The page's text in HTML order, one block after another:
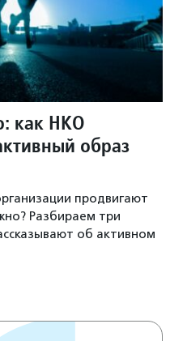
как НКО
образ
продвигают
Разбираем три
об активном